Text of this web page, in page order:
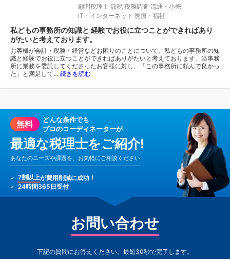
顧問税理士 節税 税務調査 流通・小売
IT・インターネット 医療・福祉
私どもの事務所の知識と 経験でお役に立つことができればあり
がたいと考えております。
お客様が会計・税務・経営などお困りのことについて、私どもの事務所の知
識と経験でお役に立つことができればありがたいと考えております。当事務
所に業務を委託してくださったお客様に対し、「この事務所に頼んで良かっ
た」と満足して… 続きを読む
無料
どんな条件でも
プロのコーディネーターが
最適な税理士をご紹介!
あなたのニーズや課題を、お気軽にご相談ください
7割以上が費用削減に成功！
24時間365日受付
お問い合わせ
下記の質問にお答えください。最短30秒で完了します。